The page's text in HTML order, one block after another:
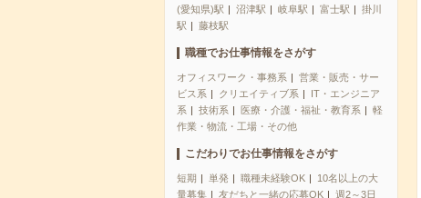
(愛知県)駅
沼津駅 岐阜駅 富士駅
掛川
駅
藤枝駅
職種でお仕事情報をさがす
オフィスワーク・事務系
営業・販売・サー
ビス系
クリエイティブ系
IT・エンジニア
系
技術系 医療・介護・福祉・教育系
軽
作業・物流・工場・その他
こだわりでお仕事情報をさがす
短期 単発 職種未経験OK
10名以上の大
量募集
友だちと一緒の応募OK
週2～3日